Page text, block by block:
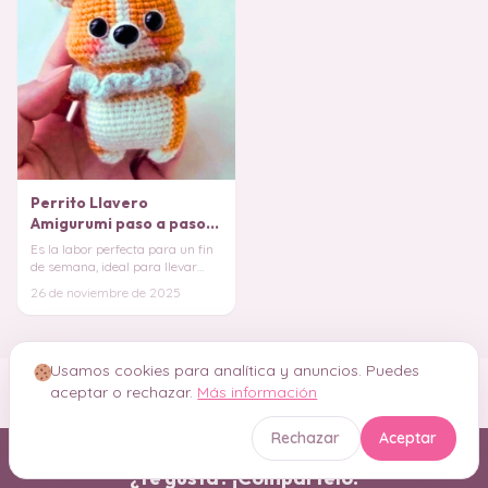
Perrito Llavero
Amigurumi paso a paso
PATRON GRATIS
Es la labor perfecta para un fin
de semana, ideal para llevar
llaves o
26 de noviembre de 2025
¿Te gusta? ¡Compártelo!
Usamos cookies para analítica y anuncios. Puedes
aceptar o rechazar. Más información
Rechazar Aceptar